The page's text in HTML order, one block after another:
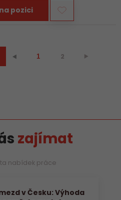
pozici
⯇ 1 2 ⯈
zajímat
nabídek práce
v Česku: Výhoda